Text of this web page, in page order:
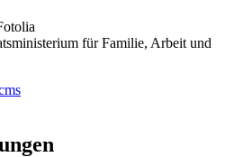
für Familie, Arbeit und